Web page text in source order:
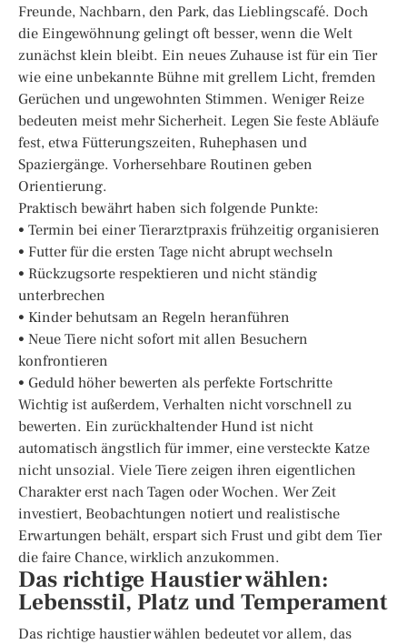
Freunde, Nachbarn, den Park, das Lieblingscafé. Doch
die Eingewöhnung gelingt oft besser, wenn die Welt
zunächst klein bleibt. Ein neues Zuhause ist für ein Tier
wie eine unbekannte Bühne mit grellem Licht, fremden
Gerüchen und ungewohnten Stimmen. Weniger Reize
bedeuten meist mehr Sicherheit. Legen Sie feste Abläufe
fest, etwa Fütterungszeiten, Ruhephasen und
Spaziergänge. Vorhersehbare Routinen geben
Orientierung.
Praktisch bewährt haben sich folgende Punkte:
• Termin bei einer Tierarztpraxis frühzeitig organisieren
• Futter für die ersten Tage nicht abrupt wechseln
• Rückzugsorte respektieren und nicht ständig
unterbrechen
• Kinder behutsam an Regeln heranführen
• Neue Tiere nicht sofort mit allen Besuchern
konfrontieren
• Geduld höher bewerten als perfekte Fortschritte
Wichtig ist außerdem, Verhalten nicht vorschnell zu
bewerten. Ein zurückhaltender Hund ist nicht
automatisch ängstlich für immer, eine versteckte Katze
nicht unsozial. Viele Tiere zeigen ihren eigentlichen
Charakter erst nach Tagen oder Wochen. Wer Zeit
investiert, Beobachtungen notiert und realistische
Erwartungen behält, erspart sich Frust und gibt dem Tier
die faire Chance, wirklich anzukommen.
Das richtige Haustier wählen:
Lebensstil, Platz und Temperament
Das richtige haustier wählen bedeutet vor allem, das